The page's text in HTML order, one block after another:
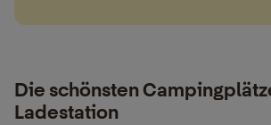
Die schönsten
Ladestation